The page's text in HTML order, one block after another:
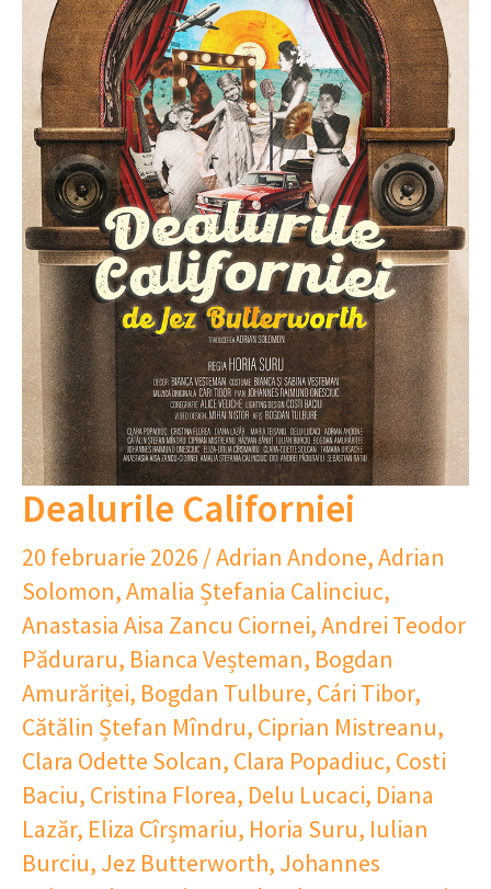
Dealurile Californiei
20 februarie 2026 /Adrian Andone,Adrian
Solomon,Amalia Ștefania Calinciuc,
Anastasia Aisa Zancu Ciornei,Andrei Teodor
Păduraru, Bianca Veșteman, Bogdan
Amurăriței, Bogdan Tulbure, Cári Tibor,
Cătălin Ștefan Mîndru, Ciprian Mistreanu,
Clara Odette Solcan, Clara Popadiuc, Costi
Baciu, Cristina Florea, Delu Lucaci, Diana
Lazăr, Eliza Cîrșmariu, Horia Suru, Iulian
Burciu, Jez Butterworth, Johannes